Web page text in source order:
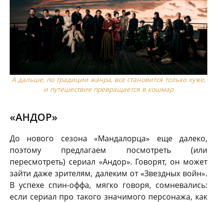
А дальше, по традиции жанра, все становится только хуже,
и путешествие превращается в кошмар
«АНДОР»
До нового сезона «Мандалорца» еще далеко,
поэтому предлагаем посмотреть (или
пересмотреть) сериал «Андор». Говорят, он может
зайти даже зрителям, далеким от «Звездных войн».
В успехе спин-оффа, мягко говоря, сомневались:
если сериал про такого значимого персонажа, как